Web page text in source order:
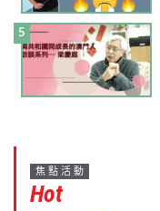
焦點活動
Hot